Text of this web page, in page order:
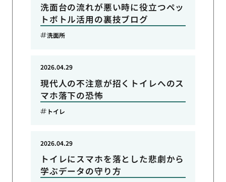
洗面台の流れが悪い時に役立つペッ
トボトル活用の裏技ブログ
洗面所
現代人の不注意が招くトイレへのス
マホ落下の恐怖
2026.04.29
トイレ
トイレにスマホを落とした悲劇から
学ぶデータの守り方
2026.04.29